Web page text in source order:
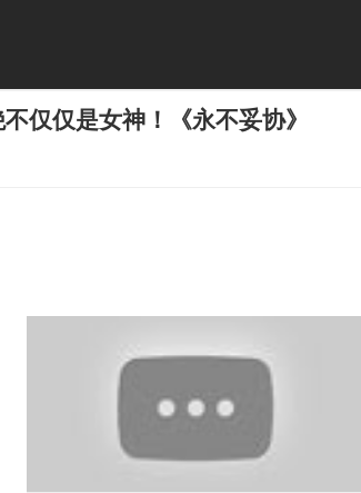
仅仅是女神！《永不妥协》